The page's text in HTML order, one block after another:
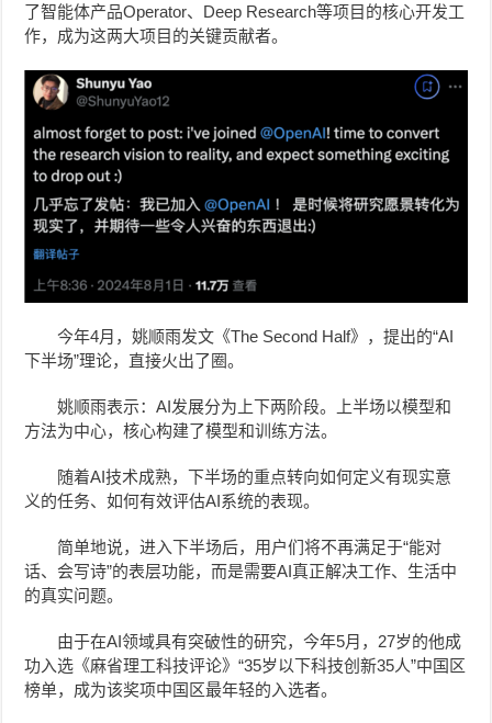
了智能体产品Operator、Deep Research等项目的核心开发工
作，成为这两大项目的关键贡献者。
今年4月，姚顺雨发文《The Second Half》，提出的“AI
下半场”理论，直接火出了圈。
姚顺雨表示：AI发展分为上下两阶段。上半场以模型和
方法为中心，核心构建了模型和训练方法。
随着AI技术成熟，下半场的重点转向如何定义有现实意
义的任务、如何有效评估AI系统的表现。
简单地说，进入下半场后，用户们将不再满足于“能对
话、会写诗”的表层功能，而是需要AI真正解决工作、生活中
的真实问题。
由于在AI领域具有突破性的研究，今年5月，27岁的他成
功入选《麻省理工科技评论》“35岁以下科技创新35人”中国区
榜单，成为该奖项中国区最年轻的入选者。